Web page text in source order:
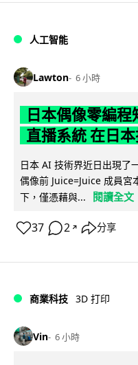
人工智能
Lawton 6 小時
日本偶像零編
直播系統 在日
日本 AI 技術界近日出現了
偶像前 Juice=Juice 成員宮
下，僅憑藉與...
閱讀全文
37 2 ↗ 分享
商業科技 3D 打印
Vin 6 小時